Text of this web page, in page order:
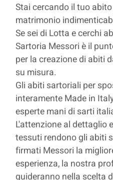
Stai cercando il tuo
matrimonio
Se sei di Lotta e cerchi
Sartoria Messori è il
per la creazione di abiti
su misura.
Gli abiti sartoriali per
interamente Made in
esperte mani di sarti
L'attenzione al dettaglio
tessuti rendono gli abiti
firmati Messori la
esperienza, la nostra
guideranno nella scelta